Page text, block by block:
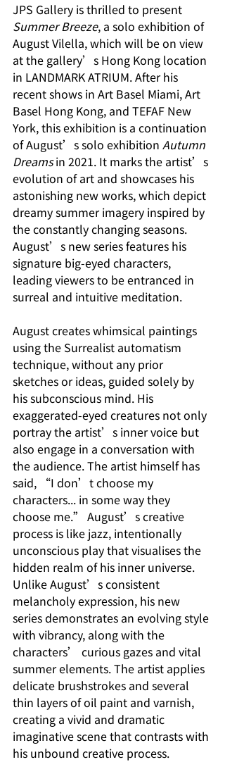
JPS Gallery is thrilled to present
Summer Breeze, a solo exhibition of
August Vilella, which will be on view
at the gallery’s Hong Kong location
in LANDMARK ATRIUM. After his
recent shows in Art Basel Miami, Art
Basel Hong Kong, and TEFAF New
York, this exhibition is a continuation
of August’s solo exhibition Autumn
Dreams in 2021. It marks the artist’s
evolution of art and showcases his
astonishing new works, which depict
dreamy summer imagery inspired by
the constantly changing seasons.
August’s new series features his
signature big-eyed characters,
leading viewers to be entranced in
surreal and intuitive meditation.
August creates whimsical paintings
using the Surrealist automatism
technique, without any prior
sketches or ideas, guided solely by
his subconscious mind. His
exaggerated-eyed creatures not only
portray the artist’s inner voice but
also engage in a conversation with
the audience. The artist himself has
said, “I don’t choose my
characters... in some way they
choose me.” August’s creative
process is like jazz, intentionally
unconscious play that visualises the
hidden realm of his inner universe.
Unlike August’s consistent
melancholy expression, his new
series demonstrates an evolving style
with vibrancy, along with the
characters’ curious gazes and vital
summer elements. The artist applies
delicate brushstrokes and several
thin layers of oil paint and varnish,
creating a vivid and dramatic
imaginative scene that contrasts with
his unbound creative process.